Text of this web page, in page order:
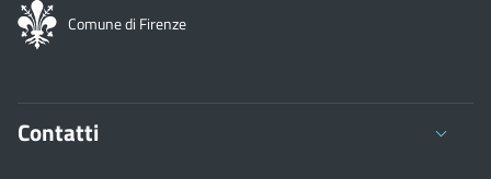
Comune di Firenze
Contatti